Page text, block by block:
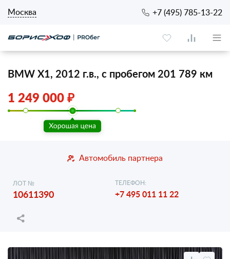
Москва +7 (495) 785-13-22
BMW X1, 2012 г.в., с пробегом 201 789 км
1 249 000 ₽
Автомобиль партнера
ЛОТ №
10611390
ТЕЛЕФОН:
+7 495 011 11 22